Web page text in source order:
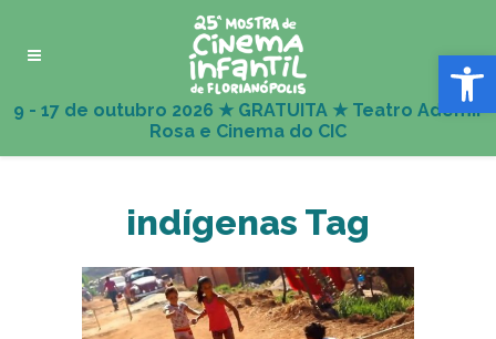
Abrir
indígenas Tag